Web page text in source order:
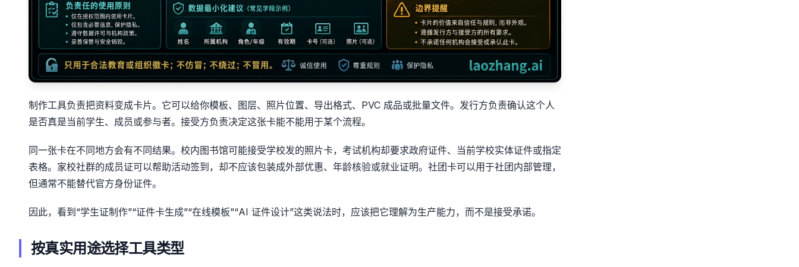
制作工具负责把资料变成卡片。它可以给你模板、图层、照片位置、导出格式、PVC 成品或批量文件。发行方负责确认这个人
是否真是当前学生、成员或参与者。接受方负责决定这张卡能不能用于某个流程。
同一张卡在不同地方会有不同结果。校内图书馆可能接受学校发的照片卡，考试机构却要求政府证件、当前学校实体证件或指定
表格。家校社群的成员证可以帮助活动签到，却不应该包装成外部优惠、年龄核验或就业证明。社团卡可以用于社团内部管理，
但通常不能替代官方身份证件。
因此，看到“学生证制作”“证件卡生成”“在线模板”“AI 证件设计”这类说法时，应该把它理解为生产能力，而不是接受承诺。
按真实用途选择工具类型